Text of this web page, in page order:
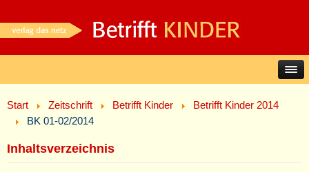
Start Zeitschrift Betrifft Kinder
Betrifft Kinder 2014
BK 01-02/2014
Inhaltsverzeichnis